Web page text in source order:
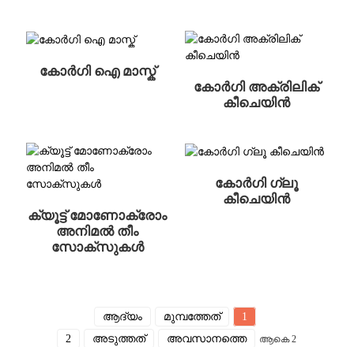
കോർഗി ഐ മാസ്ക്
കോർഗി അക്രിലിക്
കീചെയിൻ
ക്യൂട്ട് മോണോക്രോം
അനിമൽ തീം
സോക്സുകൾ
കോർഗി ഗ്ലൂ
കീചെയിൻ
ആദ്യം മുമ്പത്തേത്
1
2
അടുത്തത് അവസാനത്തെ ആകെ 2